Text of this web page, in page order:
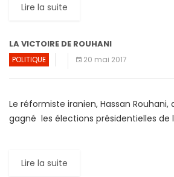
Lire la suite
LA VICTOIRE DE ROUHANI
POLITIQUE 20 mai 2017
Le réformiste iranien, Hassan
gagné les élections présidentielles de
Lire la suite